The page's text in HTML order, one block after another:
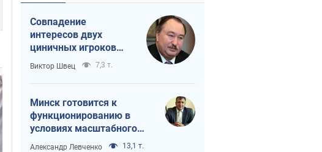
Совпадение
интересов двух
циничных игроков
или тайный план
Трампа и Путина?
Виктор Швец 7,3 т.
Минск готовится к
функционированию в
условиях масштабного
военного кризиса
Александр Левченко 13,1 т.